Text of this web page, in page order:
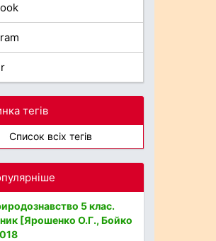
тегів
Список всіх тегів
5 клас.
[Ярошенко О.Г., Бойко